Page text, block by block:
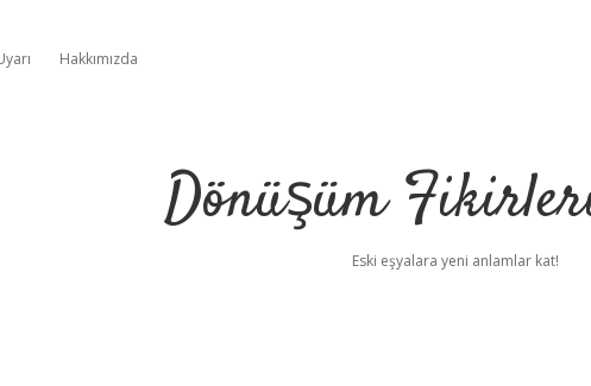
Hakkımızda
Dönüşüm
Eski eşyalara yeni anlamlar kat!